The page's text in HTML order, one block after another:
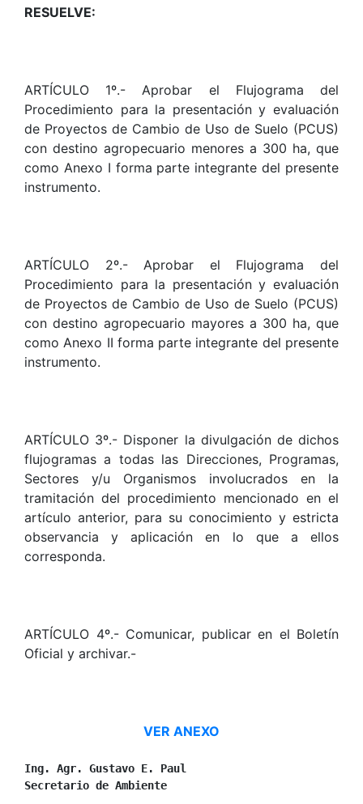
RESUELVE:
ARTÍCULO 1º.- Aprobar el Flujograma del
Procedimiento para la presentación y evaluación
de Proyectos de Cambio de Uso de Suelo (PCUS)
con destino agropecuario menores a 300 ha, que
como Anexo I forma parte integrante del presente
instrumento.
ARTÍCULO 2º.- Aprobar el Flujograma del
Procedimiento para la presentación y evaluación
de Proyectos de Cambio de Uso de Suelo (PCUS)
con destino agropecuario mayores a 300 ha, que
como Anexo II forma parte integrante del presente
instrumento.
ARTÍCULO 3º.- Disponer la divulgación de dichos
flujogramas a todas las Direcciones, Programas,
Sectores y/u Organismos involucrados en la
tramitación del procedimiento mencionado en el
artículo anterior, para su conocimiento y estricta
observancia y aplicación en lo que a ellos
corresponda.
ARTÍCULO 4º.- Comunicar, publicar en el Boletín
Oficial y archivar.-
VER ANEXO
Ing. Agr. Gustavo E. Paul